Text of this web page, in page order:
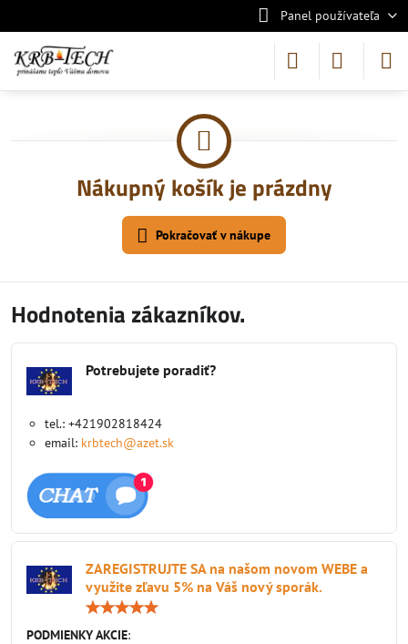
Panel používateľa
Nákupný košík je prázdny
Pokračovať v nákupe
Hodnotenia zákazníkov.
Potrebujete poradiť?
tel.: +421902818424
email: krbtech@azet.sk
ZAREGISTRUJTE SA na našom novom WEBE a
využite zľavu 5% na Váš nový sporák.
PODMIENKY AKCIE: